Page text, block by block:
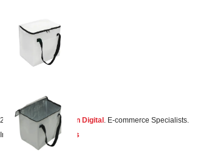
2023 Creado por Simon Digital . E-commerce Specialists.
Integrado porTuVendes